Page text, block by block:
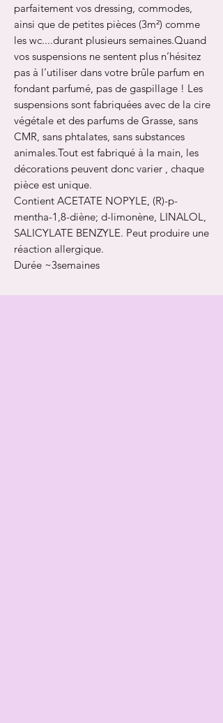
parfaitement vos dressing, commodes,
ainsi que de petites pièces (3m²) comme
les wc....durant plusieurs semaines.Quand
vos suspensions ne sentent plus n’hésitez
pas à l’utiliser dans votre brûle parfum en
fondant parfumé, pas de gaspillage ! Les
suspensions sont fabriquées avec de la cire
végétale et des parfums de Grasse, sans
CMR, sans phtalates, sans substances
animales.Tout est fabriqué à la main, les
décorations peuvent donc varier , chaque
pièce est unique.
Contient ACETATE NOPYLE, (R)-p-
mentha-1,8-diène; d-limonène, LINALOL,
SALICYLATE BENZYLE. Peut produire une
réaction allergique.
Durée ~3semaines